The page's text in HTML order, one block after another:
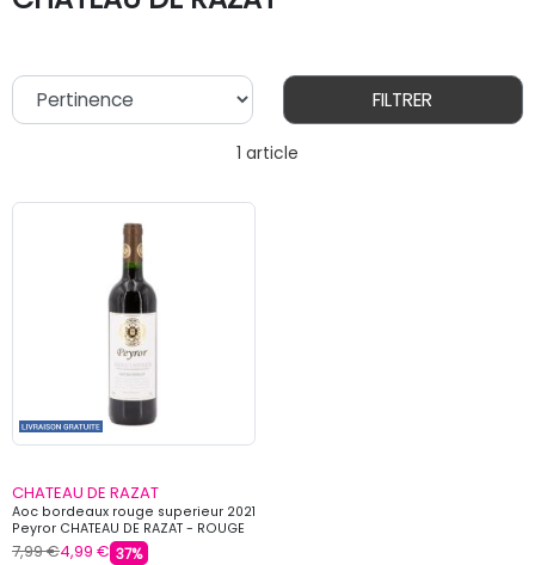
1 article
FILTRER
CHATEAU DE RAZAT
Aoc bordeaux rouge superieur 2021
Peyror CHATEAU DE RAZAT - ROUGE
7,99 €4,99 € 37%